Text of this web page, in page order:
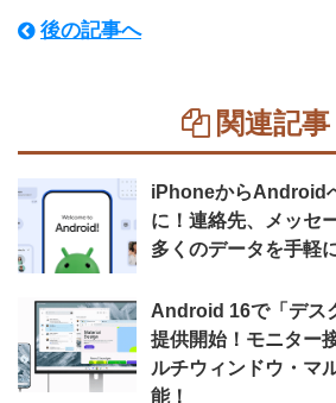
後の記事へ
関連記事
iPhoneからAndroid
に！連絡先、メッセ
多くのデータを手軽
Android 16で「デス
提供開始！モニター
ルチウィンドウ・マ
能！